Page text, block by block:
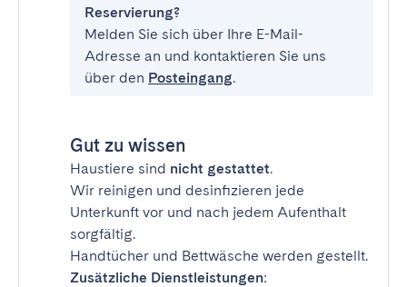
Reservierung?
Melden Sie sich über Ihre E-Mail-
Adresse an und kontaktieren Sie uns
über den Posteingang.
Gut zu wissen
Haustiere sind nicht gestattet.
Wir reinigen und desinfizieren jede
Unterkunft vor und nach jedem Aufenthalt
sorgfältig.
Handtücher und Bettwäsche werden gestellt.
Zusätzliche Dienstleistungen: